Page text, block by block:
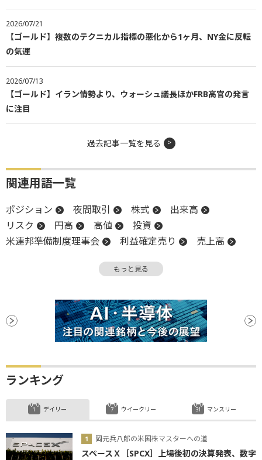
2026/07/21
【ゴールド】複数のテクニカル指標の悪化から1ヶ月、NY金に反転
の気運
2026/07/13
【ゴールド】イラン情勢より、ウォーシュ議長ほかFRB高官の発言
に注目
過去記事一覧を見る
関連用語一覧
ポジション 夜間取引 株式
出来高
リスク
円高 高値
投資
米連邦準備制度理事会
利益確定売り
売上高
反発
PPI
週足 消費者物価指数 CPI
続落
バリュエーション
安値
利下げ
利下げ見通し
リスクオフ
もっと見る
ランキング
デイリー
岡元兵八郎の米国株マスターへの道
スペースＸ［SPCX］上場後初の決算発表、数字
ウイークリー マンスリー